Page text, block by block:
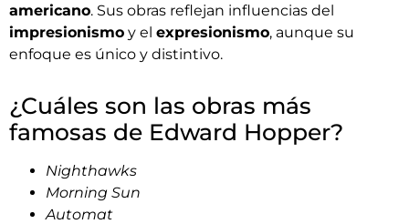
americano. Sus obras reflejan influencias del
impresionismo y el expresionismo, aunque su
enfoque es único y distintivo.
¿Cuáles son las obras más
famosas de Edward Hopper?
Nighthawks
Morning Sun
Automat